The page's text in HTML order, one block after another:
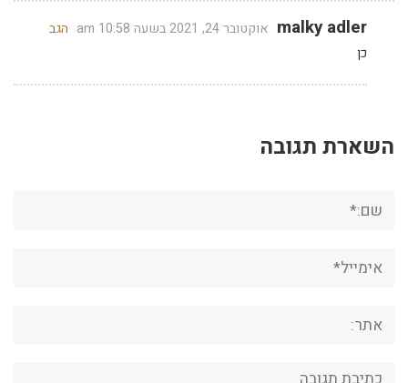
malky adler אוקטובר 24, 2021 בשעה 10:58 am
הגב
כן
השארת תגובה
אימייל*
תגובה: